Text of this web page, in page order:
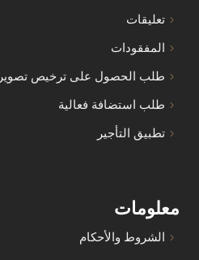
تعليقات
المفقودات
طلب الحصول على ترخيص تصوير
طلب استضافة فعالية
تطبيق التأجير
معلومات
الشروط والأحكام